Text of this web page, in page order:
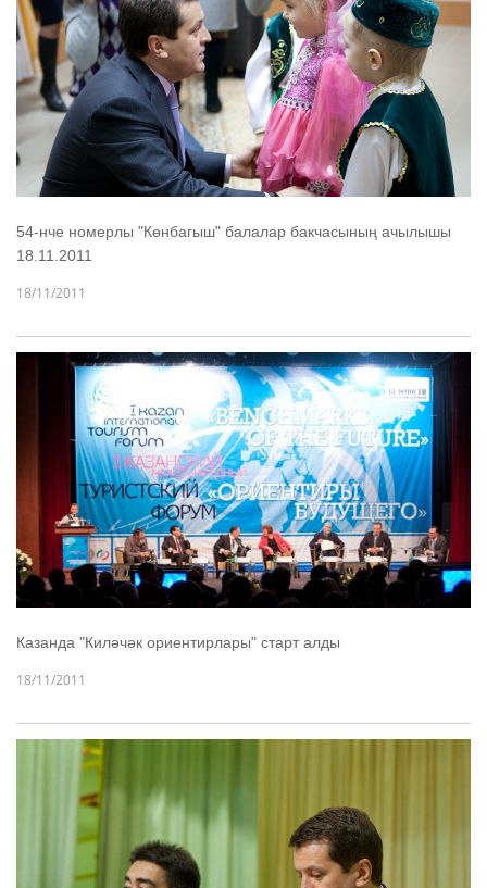
54-нче номерлы "Көнбагыш" балалар бакчасының ачылышы
18.11.2011
18/11/2011
Казанда "Киләчәк ориентирлары" старт алды
18/11/2011